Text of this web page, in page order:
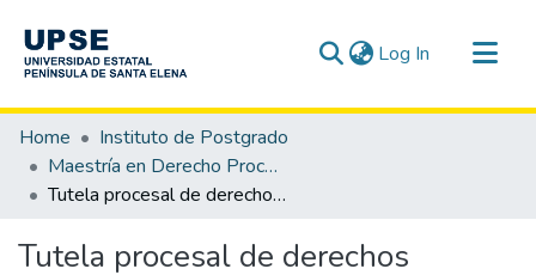
Log In (current)
Communities & Collections
All of DSpace
Statistics
Home
Instituto de Postgrado
Maestría en Derecho Procesal
Tutela procesal de derechos laborales en el teletrabajo del sector público en Ecuador
Tutela procesal de derechos